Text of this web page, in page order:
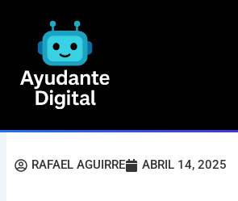
contenido
RAFAEL AGUIRRE ABRIL 14, 2025